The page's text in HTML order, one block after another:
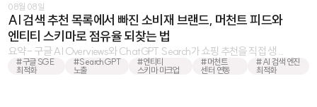
08월 08일
AI 검색 추천 목록에서 빠진 소비재 브랜드, 머천트 피드와
엔티티 스키마로 점유율 되찾는 법
요약 - 구글 AI Overviews와 ChatGPT Search가 쇼핑 추천을 직접 생 ...
#구글 SGE
최적화
#SearchGPT
노출
#엔티티
스키마 마크업
#머천트
센터 연동
#AI 검색 엔진
최적화